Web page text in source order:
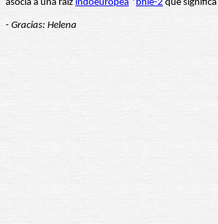
asocia a una raíz indoeuropea *bhle-2 que significa
- Gracias: Helena